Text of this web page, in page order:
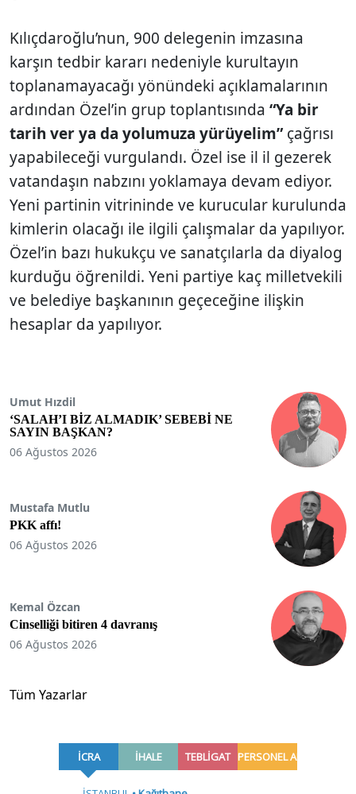
Kılıçdaroğlu’nun, 900 delegenin imzasına
karşın tedbir kararı nedeniyle kurultayın
toplanamayacağı yönündeki açıklamalarının
ardından Özel’in grup toplantısında “Ya bir
tarih ver ya da yolumuza yürüyelim”çağrısı
yapabileceği vurgulandı. Özel ise il il gezerek
vatandaşın nabzını yoklamaya devam ediyor.
Yeni partinin vitrininde ve kurucular kurulunda
kimlerin olacağı ile ilgili çalışmalar da yapılıyor.
Özel’in bazı hukukçu ve sanatçılarla da diyalog
kurduğu öğrenildi. Yeni partiye kaç milletvekili
ve belediye başkanının geçeceğine ilişkin
hesaplar da yapılıyor.
Umut Hızdil
‘SALAH’I BİZ ALMADIK’ SEBEBİ NE
SAYIN BAŞKAN?
06 Ağustos 2026
Mustafa Mutlu
PKK affı!
06 Ağustos 2026
Kemal Özcan
Cinselliği bitiren 4 davranış
06 Ağustos 2026
Tüm Yazarlar